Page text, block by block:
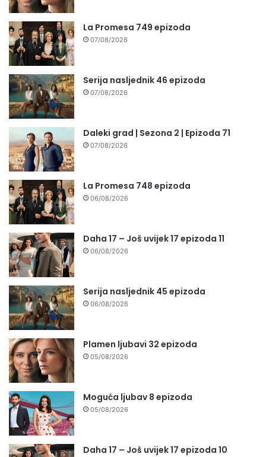
La Promesa 749 epizoda
07/08/2026
Serija nasljednik 46 epizoda
07/08/2026
Daleki grad | Sezona 2 | Epizoda 71
07/08/2026
La Promesa 748 epizoda
06/08/2026
Daha 17 – Još uvijek 17 epizoda 11
06/08/2026
Serija nasljednik 45 epizoda
06/08/2026
Plamen ljubavi 32 epizoda
05/08/2026
Moguća ljubav 8 epizoda
05/08/2026
Daha 17 – Još uvijek 17 epizoda 10